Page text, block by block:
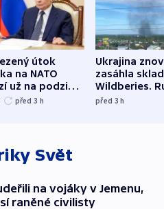
útok
na NATO
už na podzim,
tajné služby
před 3 h
Ukrajina
zasáhla
Wildberies.
útočili v
před 3h
Svět
na vojáky v Jemenu,
raněné civilisty